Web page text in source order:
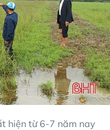
hiện từ 6-7 năm nay